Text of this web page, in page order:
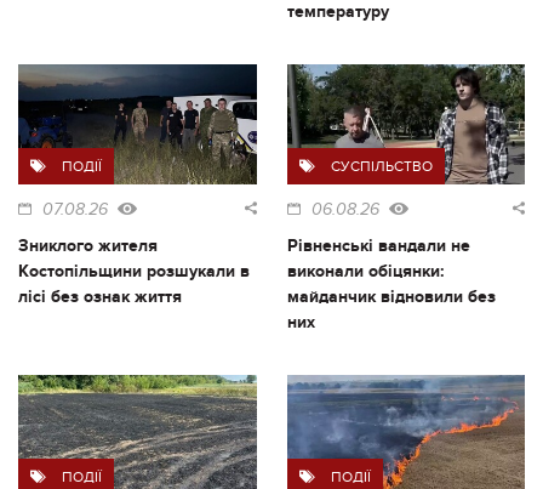
температуру
ПОДІЇ
07.08.26
Зниклого жителя
Костопільщини розшукали в
лісі без ознак життя
СУСПІЛЬСТВО
06.08.26
Рівненські вандали не
виконали обіцянки:
майданчик відновили без
них
ПОДІЇ ПОДІЇ